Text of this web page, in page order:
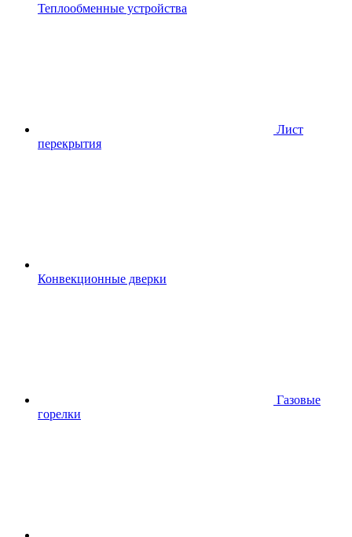
Теплообменные устройства
Лист
перекрытия
Конвекционные дверки
Газовые
горелки